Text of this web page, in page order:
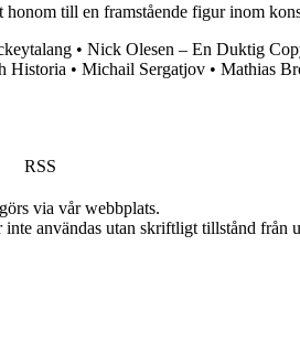
till en framstående figur inom
• Nick Olesen – En Duktig
Historia • Michail Sergatjov • Mathias
RSS
via vår webbplats.
användas utan skriftligt tillstånd från